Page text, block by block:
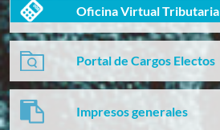
Oficina Virtual Tributaria
Portal de Cargos Electos
Impresos generales